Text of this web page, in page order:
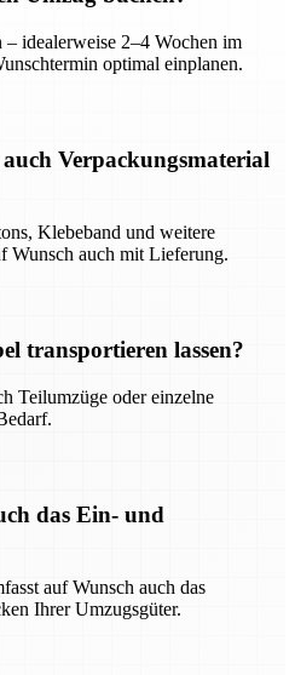
idealerweise 2–4 Wochen im
optimal einplanen.
Verpackungsmaterial
Klebeband und weitere
Wunsch auch mit Lieferung.
transportieren lassen?
Teilumzüge oder einzelne
das Ein- und
auf Wunsch auch das
Ihrer Umzugsgüter.